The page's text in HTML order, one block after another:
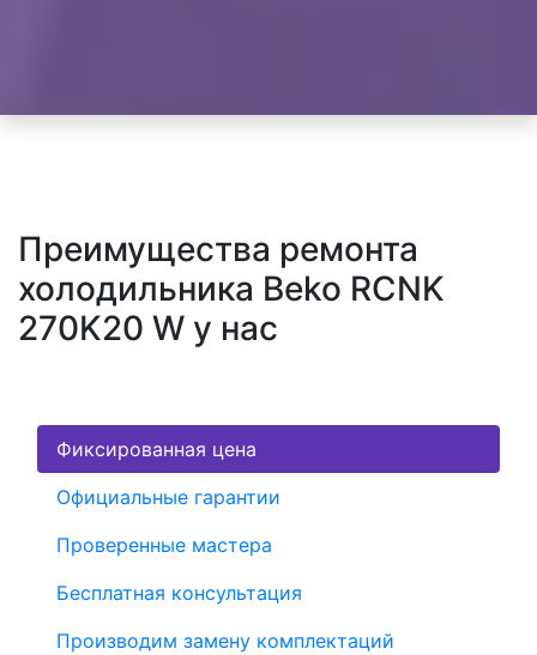
Преимущества ремонта
холодильника Beko RCNK
270K20 W у нас
Фиксированная цена
Официальные гарантии
Проверенные мастера
Бесплатная консультация
Производим замену комплектаций